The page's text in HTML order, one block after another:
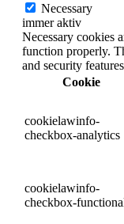
Necessary
immer aktiv
Necessary cookies
function properly.
and security
Cookie
cookielawinfo-
checkbox-analytics
cookielawinfo-
checkbox-